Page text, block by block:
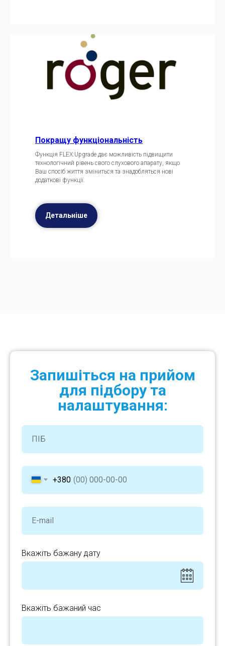
Покращу функціональність
Функція FLEX:Upgrade дає можливість підвищити
технологічний рівень свого слухового апарату, якщо
Ваш спосіб життя зміниться та знадобляться нові
додаткові функції.
Детальніше
Запишіться на прийом
для підбору та
налаштування:
+380
Вкажіть бажану дату
Вкажіть бажаний час